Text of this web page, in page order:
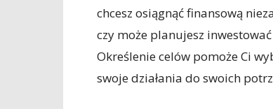
chcesz osiągnąć finansową
czy może planujesz
Określenie celów pomoże Ci
swoje działania do swoich